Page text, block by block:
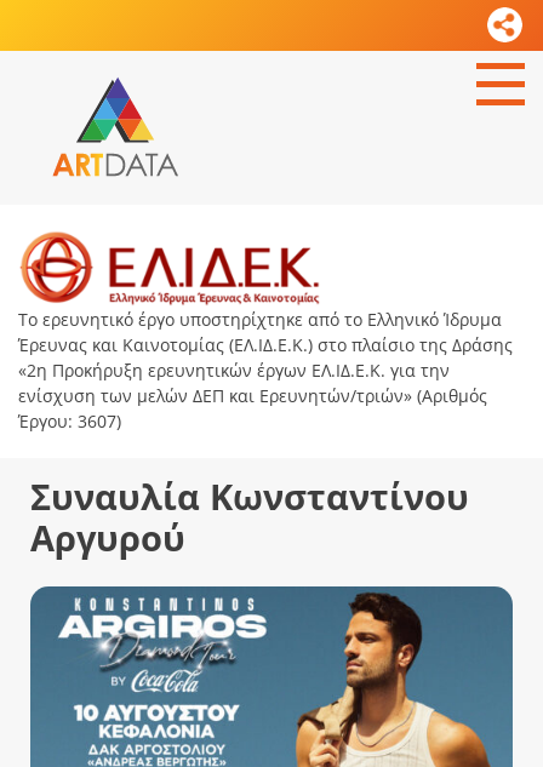
Το ερευνητικό έργο υποστηρίχτηκε από το Ελληνικό Ίδρυμα
Έρευνας και Καινοτομίας (ΕΛ.ΙΔ.Ε.Κ.) στο πλαίσιο της Δράσης
«2η Προκήρυξη ερευνητικών έργων ΕΛ.ΙΔ.Ε.Κ. για την
ενίσχυση των μελών ΔΕΠ και Ερευνητών/τριών» (Αριθμός
Έργου: 3607)
Συναυλία Κωνσταντίνου
Αργυρού